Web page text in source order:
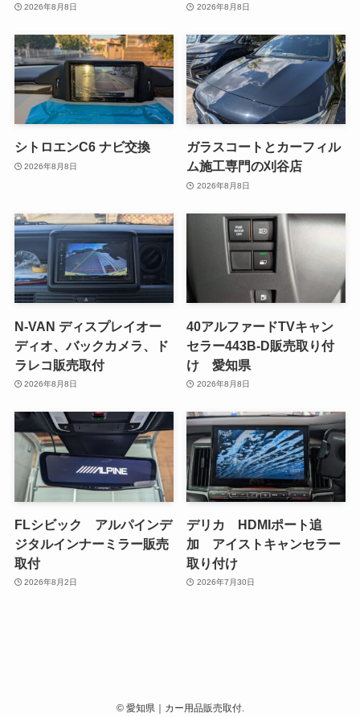
2026年8月8日 2026年8月8日
シトロエンC6 ナビ交換
2026年8月8日
ガラスコートとカーフィル
ム施工専門の刈谷店
2026年8月8日
N-VAN ディスプレイオー
ディオ、バックカメラ、ド
ラレコ販売取付
2026年8月8日
40アルファードTVキャン
セラー443B-D販売取り付
け 愛知県
2026年8月8日
FLシビック アルパインデ
ジタルインナーミラー販売
取付
2026年8月2日
デリカ HDMIポート追
加 アイストキャンセラー
取り付け
2026年7月30日
©愛知県｜カー用品販売取付.